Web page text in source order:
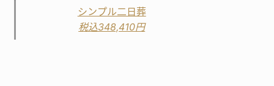
シンプル二日葬
税込348,410円